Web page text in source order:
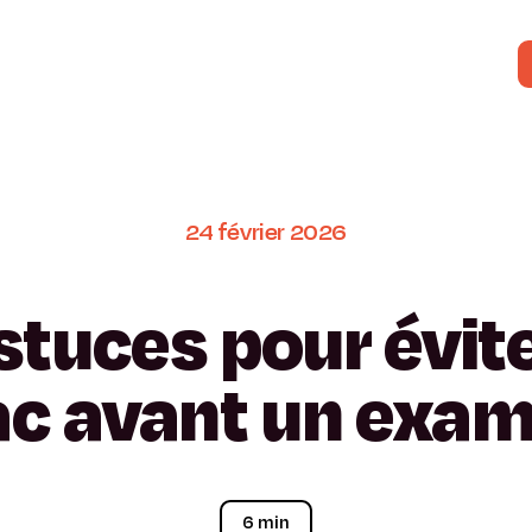
24février2026
pour
avantun
6 min